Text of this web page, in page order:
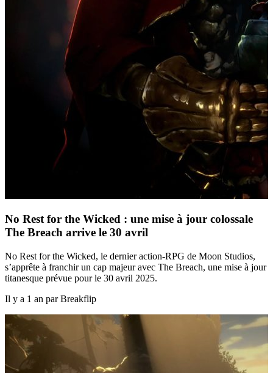
No Rest for the Wicked : une mise à jour colossale
The Breach arrive le 30 avril
No Rest for the Wicked, le dernier action-RPG de Moon Studios,
s’apprête à franchir un cap majeur avec The Breach, une mise à jour
titanesque prévue pour le 30 avril 2025.
Il y a 1 an par Breakflip